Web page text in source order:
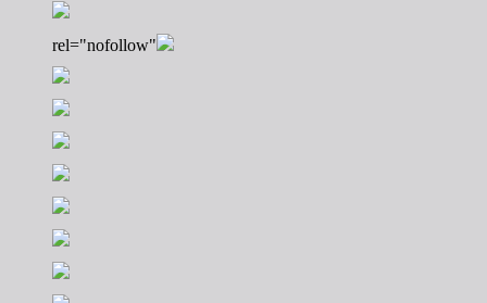
rel="nofollow"